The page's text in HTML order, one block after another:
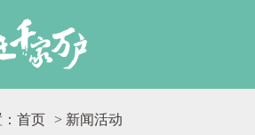
首页 > 新闻活动